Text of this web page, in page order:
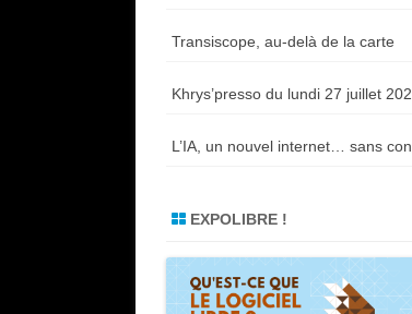
Transiscope, au-delà de la carte
Khrys’presso du lundi 27 juillet
L’IA, un nouvel internet… sans
EXPOLIBRE !